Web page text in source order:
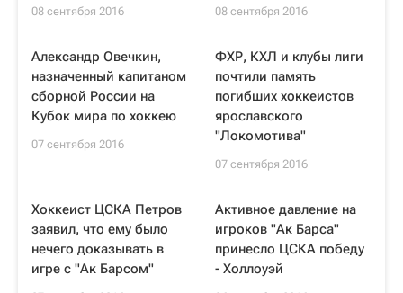
08 сентября 2016 08 сентября 2016
Александр Овечкин,
назначенный капитаном
сборной России на
Кубок мира по хоккею
07 сентября 2016
ФХР, КХЛ и клубы лиги
почтили память
погибших хоккеистов
ярославского
"Локомотива"
07 сентября 2016
Хоккеист ЦСКА Петров
заявил, что ему было
нечего доказывать в
игре с "Ак Барсом"
Активное давление на
игроков "Ак Барса"
принесло ЦСКА победу
- Холлоуэй